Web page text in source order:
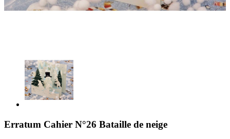
Erratum Cahier N°26 Bataille de neige